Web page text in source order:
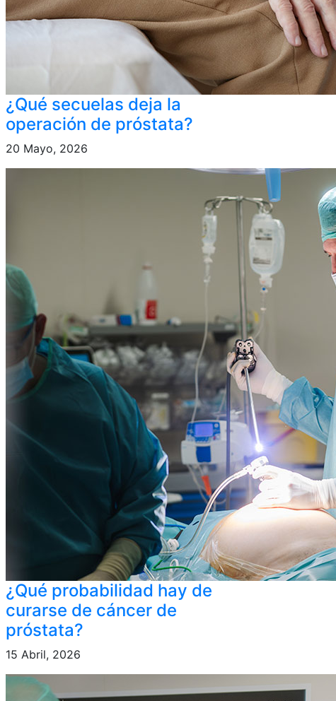
¿Qué secuelas deja la
operación de próstata?
20 Mayo, 2026
¿Qué probabilidad hay de
curarse de cáncer de
próstata?
15 Abril, 2026